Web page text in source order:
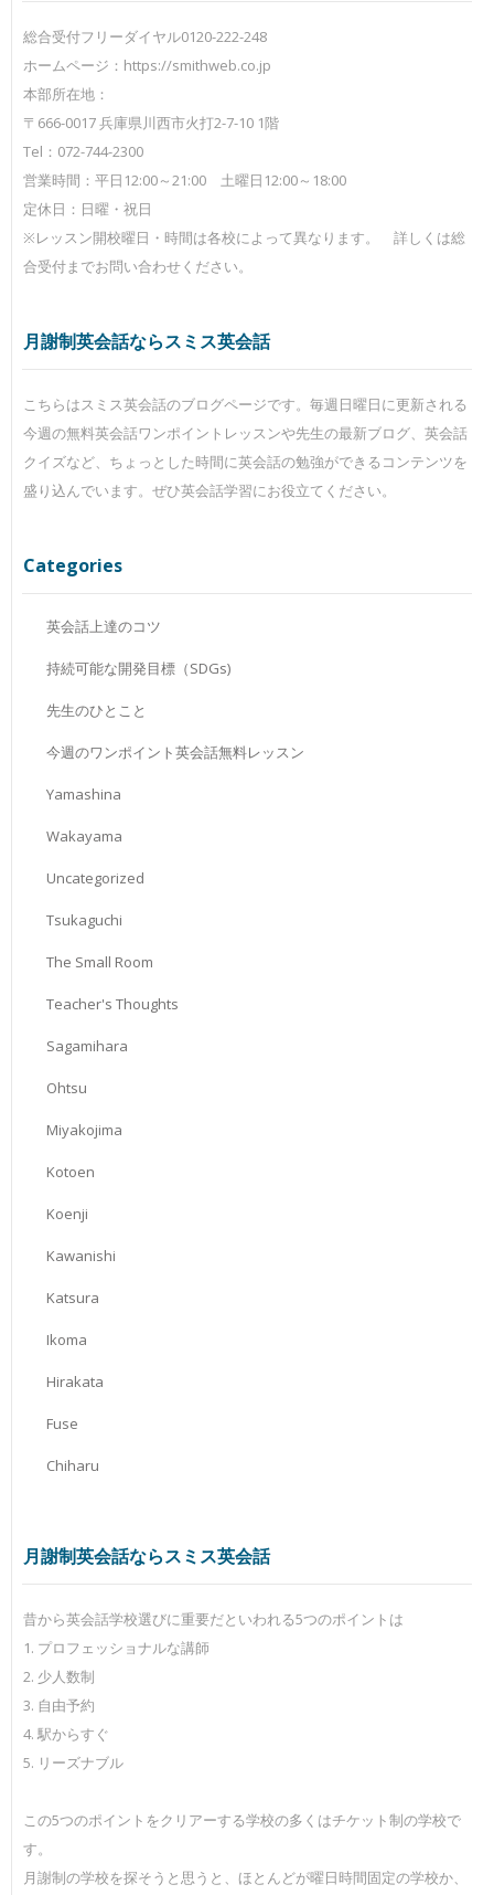
総合受付フリーダイヤル0120-222-248
ホームページ：https://smithweb.co.jp
本部所在地：
〒666-0017 兵庫県川西市火打2-7-10 1階
Tel：072-744-2300
営業時間：平日12:00～21:00 土曜日12:00～18:00
定休日：日曜・祝日
※レッスン開校曜日・時間は各校によって異なります。 詳しくは総
合受付までお問い合わせください。
月謝制英会話ならスミス英会話
こちらはスミス英会話のブログページです。毎週日曜日に更新される
今週の無料英会話ワンポイントレッスンや先生の最新ブログ、英会話
クイズなど、ちょっとした時間に英会話の勉強ができるコンテンツを
盛り込んでいます。ぜひ英会話学習にお役立てください。
Categories
英会話上達のコツ
持続可能な開発目標（SDGs)
先生のひとこと
今週のワンポイント英会話無料レッスン
Yamashina
Wakayama
Uncategorized
Tsukaguchi
The Small Room
Teacher's Thoughts
Sagamihara
Ohtsu
Miyakojima
Kotoen
Koenji
Kawanishi
Katsura
Ikoma
Hirakata
Fuse
Chiharu
月謝制英会話ならスミス英会話
昔から英会話学校選びに重要だといわれる5つのポイントは
1. プロフェッショナルな講師
2. 少人数制
3. 自由予約
4. 駅からすぐ
5. リーズナブル
この5つのポイントをクリアーする学校の多くはチケット制の学校で
す。
月謝制の学校を探そうと思うと、ほとんどが曜日時間固定の学校か、